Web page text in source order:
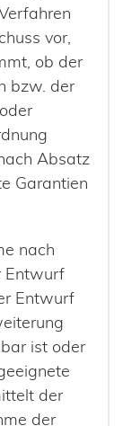
vor,
ob der
bzw. der
Absatz
Garantien
nach
Entwurf
Entwurf
ist oder
der
der